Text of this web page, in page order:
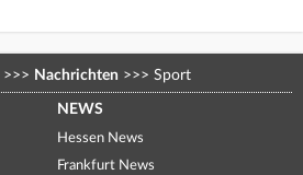
>>> Nachrichten >>> Sport
NEWS
Hessen News
Frankfurt News